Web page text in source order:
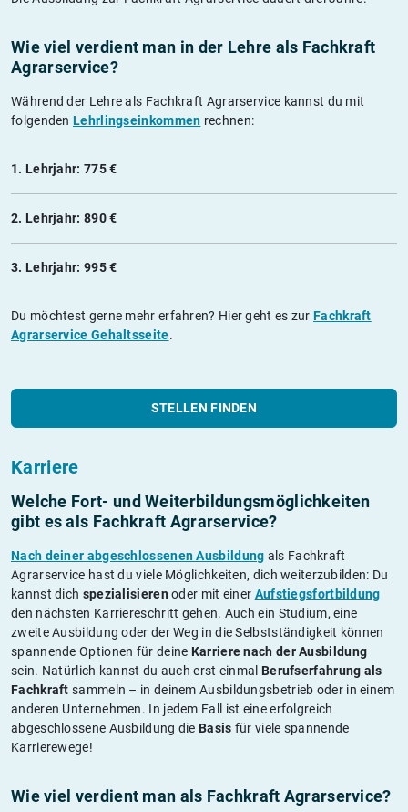
Wie viel verdient man in der Lehre als Fachkraft
Agrarservice?
Während der Lehre als Fachkraft Agrarservice kannst du mit
folgenden Lehrlingseinkommen rechnen:
1. Lehrjahr: 775 €
2. Lehrjahr: 890 €
3. Lehrjahr: 995 €
Du möchtest gerne mehr erfahren? Hier geht es zur Fachkraft
Agrarservice Gehaltsseite.
STELLEN FINDEN
Karriere
Welche Fort- und Weiterbildungs­möglichkeiten
gibt es als Fachkraft Agrarservice?
Nach deiner abgeschlossenen Ausbildung als Fachkraft
Agrarservice hast du viele Möglichkeiten, dich weiterzubilden: Du
kannst dich spezialisieren oder mit einer Aufstiegsfortbildung
den nächsten Karriereschritt gehen. Auch ein Studium, eine
zweite Ausbildung oder der Weg in die Selbstständigkeit können
spannende Optionen für deine Karriere nach der Ausbildung
sein. Natürlich kannst du auch erst einmal Berufserfahrung als
Fachkraft sammeln – in deinem Ausbildungsbetrieb oder in einem
anderen Unternehmen. In jedem Fall ist eine erfolgreich
abgeschlossene Ausbildung die Basis für viele spannende
Karrierewege!
Wie viel verdient man als Fachkraft Agrarservice?